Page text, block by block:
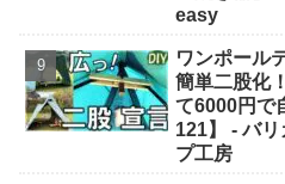
easy
ワンポール
簡単二股化
て6000円で
121】 - バ
プ工房